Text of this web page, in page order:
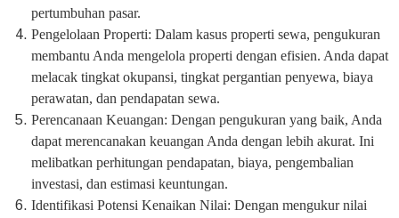
pertumbuhan pasar.
Pengelolaan Properti: Dalam kasus properti sewa, pengukuran
membantu Anda mengelola properti dengan efisien. Anda dapat
melacak tingkat okupansi, tingkat pergantian penyewa, biaya
perawatan, dan pendapatan sewa.
Perencanaan Keuangan: Dengan pengukuran yang baik, Anda
dapat merencanakan keuangan Anda dengan lebih akurat. Ini
melibatkan perhitungan pendapatan, biaya, pengembalian
investasi, dan estimasi keuntungan.
Identifikasi Potensi Kenaikan Nilai: Dengan mengukur nilai